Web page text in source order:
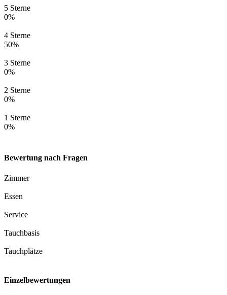
5 Sterne
0%
4 Sterne
50%
3 Sterne
0%
2 Sterne
0%
1 Sterne
0%
Bewertung nach Fragen
Zimmer
Essen
Service
Tauchbasis
Tauchplätze
Einzelbewertungen